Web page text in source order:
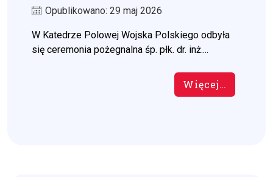
Opublikowano: 29 maj 2026
W Katedrze Polowej Wojska Polskiego odbyła
się ceremonia pożegnalna śp. płk. dr. inż....
Więcej…